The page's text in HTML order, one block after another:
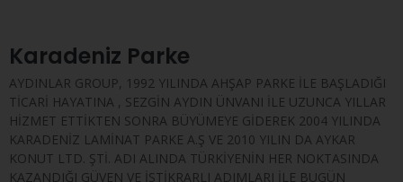
Karadeniz Parke
AYDINLAR GROUP, 1992 YILINDA AHŞAP PARKE İLE BAŞLADIĞI
TİCARİ HAYATINA , SEZGİN AYDIN ÜNVANI İLE UZUNCA YILLAR
HİZMET ETTİKTEN SONRA BÜYÜMEYE GİDEREK 2004 YILINDA
KARADENİZ LAMİNAT PARKE A.Ş VE 2010 YILIN DA AYKAR
KONUT LTD. ŞTİ. ADI ALINDA TÜRKİYENİN HER NOKTASINDA
KAZANDIĞI GÜVEN VE İSTİKRARLI ADIMLARI İLE BUGÜN